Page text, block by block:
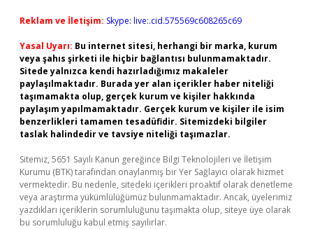
Reklam ve İletişim: Skype: live:.cid.575569c608265c69
Yasal Uyarı: Bu internet sitesi, herhangi bir marka, kurum
veya şahıs şirketi ile hiçbir bağlantısı bulunmamaktadır.
Sitede yalnızca kendi hazırladığımız makaleler
paylaşılmaktadır. Burada yer alan içerikler haber niteliği
taşımamakta olup, gerçek kurum ve kişiler hakkında
paylaşım yapılmamaktadır. Gerçek kurum ve kişiler ile isim
benzerlikleri tamamen tesadüfidir. Sitemizdeki bilgiler
taslak halindedir ve tavsiye niteliği taşımazlar.
Sitemiz, 5651 Sayılı Kanun gereğince Bilgi Teknolojileri ve İletişim
Kurumu (BTK) tarafından onaylanmış bir Yer Sağlayıcı olarak hizmet
vermektedir. Bu nedenle, sitedeki içerikleri proaktif olarak denetleme
veya araştırma yükümlülüğümüz bulunmamaktadır. Ancak, üyelerimiz
yazdıkları içeriklerin sorumluluğunu taşımakta olup, siteye üye olarak
bu sorumluluğu kabul etmiş sayılırlar.